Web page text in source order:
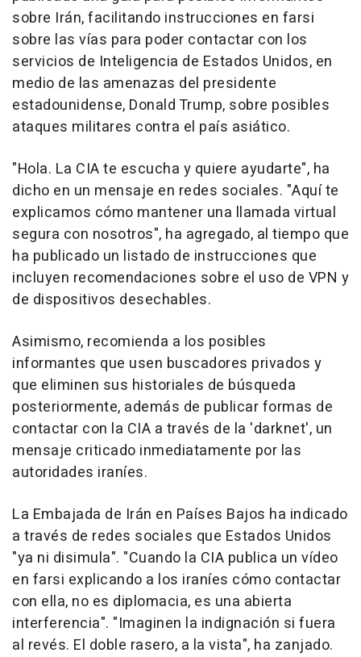
sobre Irán, facilitando instrucciones en farsi
sobre las vías para poder contactar con los
servicios de Inteligencia de Estados Unidos, en
medio de las amenazas del presidente
estadounidense, Donald Trump, sobre posibles
ataques militares contra el país asiático.
"Hola. La CIA te escucha y quiere ayudarte", ha
dicho en un mensaje en redes sociales. "Aquí te
explicamos cómo mantener una llamada virtual
segura con nosotros", ha agregado, al tiempo que
ha publicado un listado de instrucciones que
incluyen recomendaciones sobre el uso de VPN y
de dispositivos desechables.
Asimismo, recomienda a los posibles
informantes que usen buscadores privados y
que eliminen sus historiales de búsqueda
posteriormente, además de publicar formas de
contactar con la CIA a través de la 'darknet', un
mensaje criticado inmediatamente por las
autoridades iraníes.
La Embajada de Irán en Países Bajos ha indicado
a través de redes sociales que Estados Unidos
"ya ni disimula". "Cuando la CIA publica un vídeo
en farsi explicando a los iraníes cómo contactar
con ella, no es diplomacia, es una abierta
interferencia". "Imaginen la indignación si fuera
al revés. El doble rasero, a la vista", ha zanjado.